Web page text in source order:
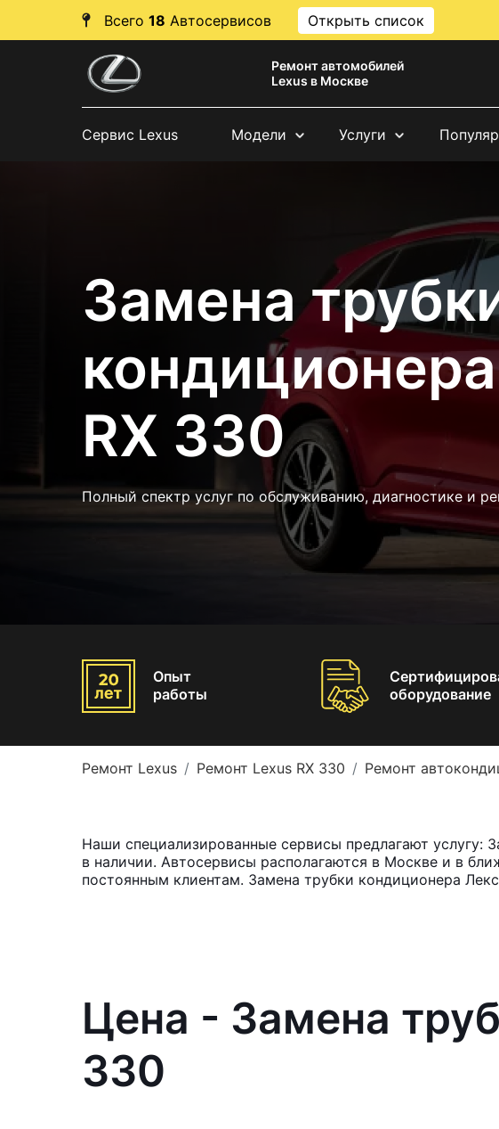
Всего 18 Автосервисов Открыть список
Ремонт автомобилей
Lexus в Москве
Сервис Lexus Модели Услуги
Замена
RX 330
Полный спектр услуг по обслуживанию, диагностике и
Опыт
работы
оборудование
Ремонт Lexus Ремонт Lexus RX 330 Ремонт
Наши специализированные сервисы предлагают услугу:
в наличии. Автосервисы располагаются в Москве и в
постоянным клиентам. Замена трубки кондиционера
Цена - Замена
330